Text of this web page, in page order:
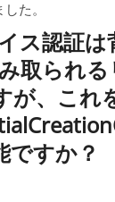
た。
ス認証は
取られ
が、これ
ですか？